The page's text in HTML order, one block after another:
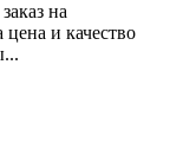
на
и качество